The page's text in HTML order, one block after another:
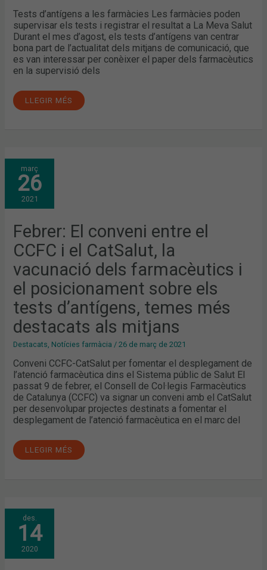
Tests d’antígens a les farmàcies Les farmàcies poden
supervisar els tests i registrar el resultat a La Meva Salut
Durant el mes d’agost, els tests d’antígens van centrar
bona part de l’actualitat dels mitjans de comunicació, que
es van interessar per conèixer el paper dels farmacèutics
en la supervisió dels
MITJANS
LLEGIR MÉS
març
26
2021
Febrer: El conveni entre el
CCFC i el CatSalut, la
vacunació dels farmacèutics i
el posicionament sobre els
tests d’antígens, temes més
destacats als mitjans
Destacats, Notícies farmàcia /26 de març de 2021
Conveni CCFC-CatSalut per fomentar el desplegament de
l’atenció farmacèutica dins el Sistema públic de Salut El
passat 9 de febrer, el Consell de Col·legis Farmacèutics
de Catalunya (CCFC) va signar un conveni amb el CatSalut
per desenvolupar projectes destinats a fomentar el
desplegament de l’atenció farmacèutica en el marc del
FEBRER:
EL
CONVENI
ENTRE
EL
CCFC
I
CATSALUT,
LA
VACUNACIÓ
DELS
FARMACÈUTICS
EL
POSICIONAMENT
SOBRE
ELS
TESTS
D’ANTÍGENS,
TEMES
MÉS
DESTACATS
ALS
MITJANS
LLEGIR MÉS
des.
14
2020
LES
FARMÀCIES
CATALANES
POSEN
EN
MARXA
UNA